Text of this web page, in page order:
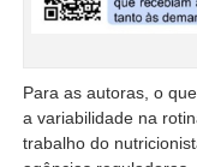
Para as autoras, o
a variabilidade na
trabalho do